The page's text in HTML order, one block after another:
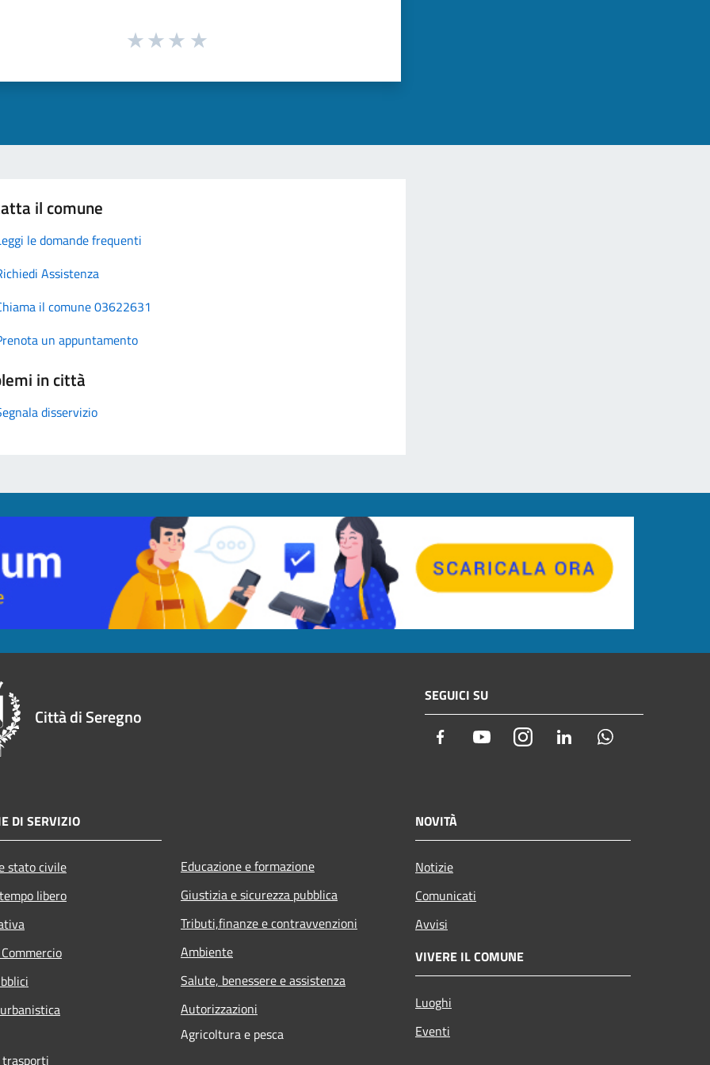
il comune
le domande frequenti
Assistenza
il comune 03622631
un appuntamento
in città
disservizio
Città di Seregno
SEGUICI SU
Facebook YoutubeInstagramLinkedIn
DI SERVIZIO
stato civile
libero
Educazione e formazione
Giustizia e sicurezza pubblica
Tributi,finanze e contravvenzioni
Ambiente
Salute, benessere e assistenza
Autorizzazioni
Agricoltura e pesca
NOVITÀ
Notizie
Comunicati
Avvisi
VIVERE IL COMUNE
Luoghi
Eventi